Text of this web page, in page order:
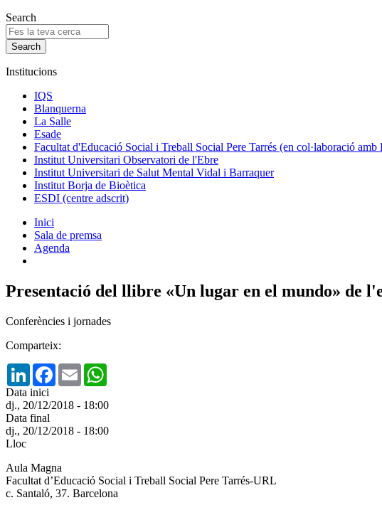
Search
Institucions
IQS
Blanquerna
La Salle
Esade
Facultat d'Educació Social i Treball Social Pere Tarrés (en col·laboració amb
Institut Universitari Observatori de l'Ebre
Institut Universitari de Salut Mental Vidal i Barraquer
Institut Borja de Bioètica
ESDI (centre adscrit)
Inici
Sala de premsa
Agenda
Presentació del llibre «Un lugar en el mundo» de
Conferències i jornades
Comparteix:
LinkedInFacebook
Email
Data inici
dj., 20/12/2018 - 18:00
Data final
dj., 20/12/2018 - 18:00
Lloc
Aula Magna
Facultat d’Educació Social i Treball Social Pere Tarrés-URL
c. Santaló, 37. Barcelona